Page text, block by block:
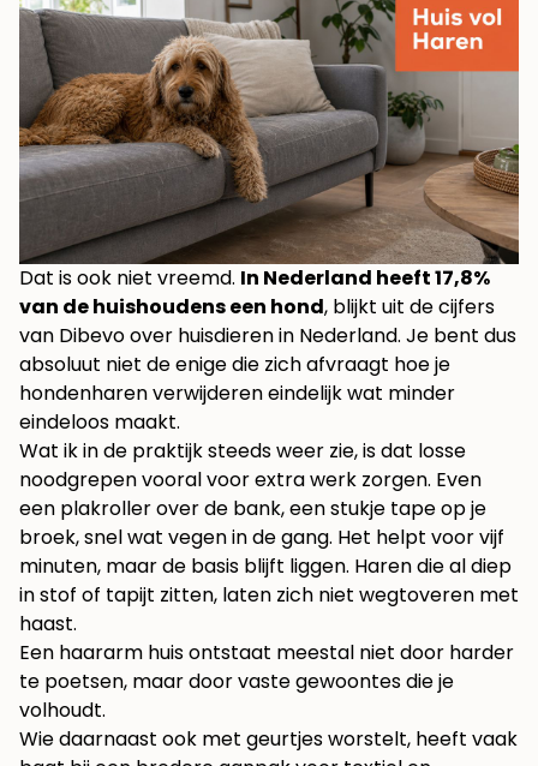
Dat is ook niet vreemd. In Nederland heeft 17,8%
van de huishoudens een hond, blijkt uit de cijfers
van Dibevo over huisdieren in Nederland. Je bent dus
absoluut niet de enige die zich afvraagt hoe je
hondenharen verwijderen eindelijk wat minder
eindeloos maakt.
Wat ik in de praktijk steeds weer zie, is dat losse
noodgrepen vooral voor extra werk zorgen. Even
een plakroller over de bank, een stukje tape op je
broek, snel wat vegen in de gang. Het helpt voor vijf
minuten, maar de basis blijft liggen. Haren die al diep
in stof of tapijt zitten, laten zich niet wegtoveren met
haast.
Een haararm huis ontstaat meestal niet door harder
te poetsen, maar door vaste gewoontes die je
volhoudt.
Wie daarnaast ook met geurtjes worstelt, heeft vaak